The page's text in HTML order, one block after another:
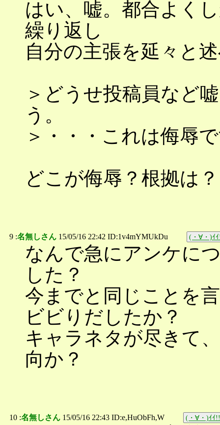
はい、嘘。都合よく
繰り返し
自分の主張を延々と
＞どうせ投稿員など
う。
＞・・・これは侮辱
どこが侮辱？根拠は？
9 :名無しさん 15/05/16 22:42 ID:1v4mYMUkDu (・∀・)ｲ
なんで急にアンケに
した？
今までと同じことを
ビビりだしたか？
キャラネタが尽きて
向か？
10 :名無しさん 15/05/16 22:43 ID:e,HuObFh,W (・∀・)ｲｲ!!